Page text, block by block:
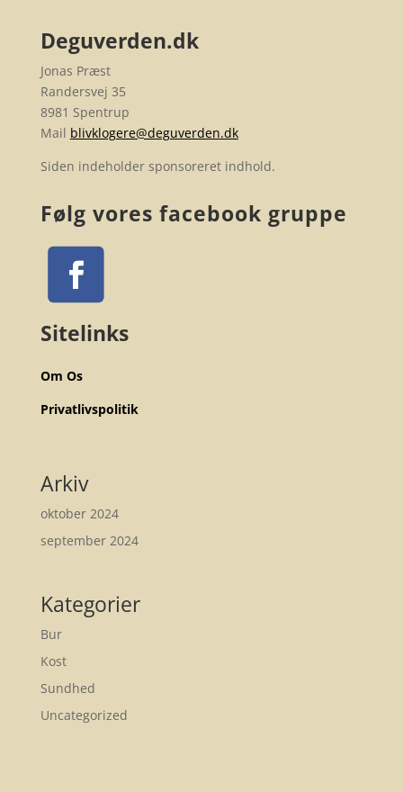
Deguverden.dk
Jonas Præst
Randersvej 35
8981 Spentrup
Mail blivklogere@deguverden.dk
Siden indeholder sponsoreret indhold.
Følg vores facebook gruppe
Sitelinks
Om Os
Privatlivspolitik
Arkiv
oktober 2024
september 2024
Kategorier
Bur
Kost
Sundhed
Uncategorized